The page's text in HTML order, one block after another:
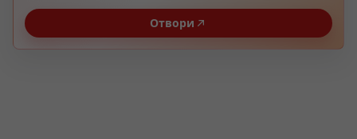
Отвори